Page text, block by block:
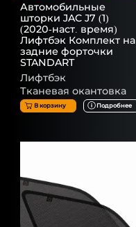
Автомобильные
шторки JAC J7 (1)
(2020-наст. время)
Лифтбэк Комплект на
задние форточки
STANDART
Лифтбэк
Тканевая окантовка
В корзину Подробнее